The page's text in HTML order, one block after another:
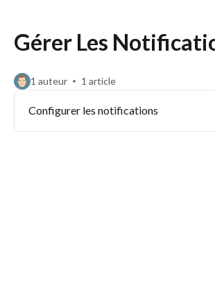
Gérer Les
1 auteur 1 article
Configurer les notifications